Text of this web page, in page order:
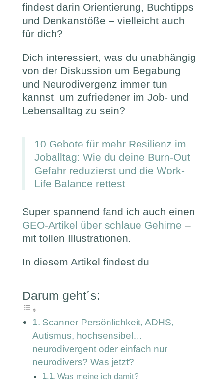
findest darin Orientierung, Buchtipps
und Denkanstöße – vielleicht auch
für dich?
Dich interessiert, was du unabhängig
von der Diskussion um Begabung
und Neurodivergenz immer tun
kannst, um zufriedener im Job- und
Lebensalltag zu sein?
10 Gebote für mehr Resilienz im
Joballtag: Wie du deine Burn-Out
Gefahr reduzierst und die Work-
Life Balance rettest
Super spannend fand ich auch einen
GEO-Artikel über schlaue Gehirne –
mit tollen Illustrationen.
In diesem Artikel findest du
Darum geht´s:
Scanner-Persönlichkeit, ADHS,
Autismus, hochsensibel…
neurodivergent oder einfach nur
neurodivers? Was jetzt?
Was meine ich damit?